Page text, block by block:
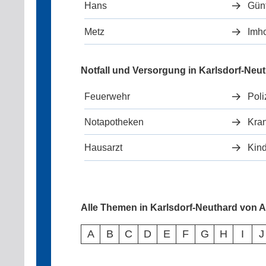
Hans
Metz
Notfall und Versorgung in Karlsdorf-
Feuerwehr
Notapotheken
Hausarzt
Alle Themen in Karlsdorf-Neuthard von
A B C D E F G H I J